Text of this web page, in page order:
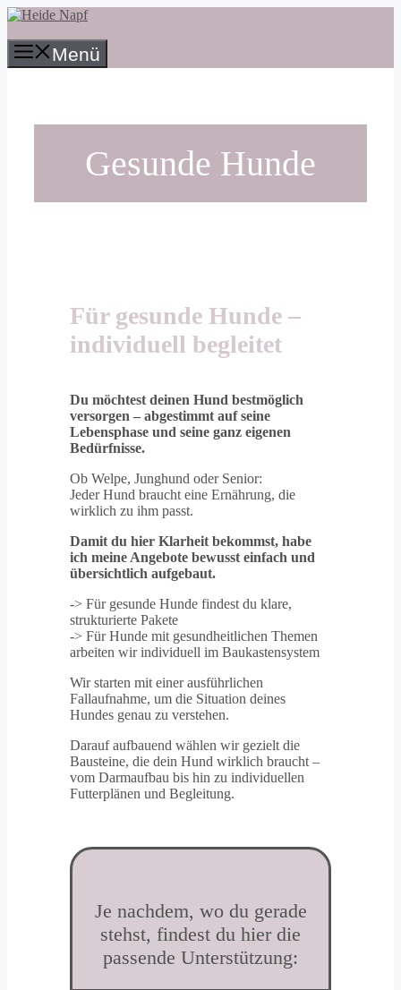
Zum
springenMenü
Gesunde Hunde
Für gesunde Hunde –
individuell begleitet
Du möchtest deinen Hund bestmöglich
versorgen – abgestimmt auf seine
Lebensphase und seine ganz eigenen
Bedürfnisse.
Ob Welpe, Junghund oder Senior:
Jeder Hund braucht eine Ernährung, die
wirklich zu ihm passt.
Damit du hier Klarheit bekommst, habe
ich meine Angebote bewusst einfach und
übersichtlich aufgebaut.
-> Für gesunde Hunde findest du klare,
strukturierte Pakete
-> Für Hunde mit gesundheitlichen Themen
arbeiten wir individuell im Baukastensystem
Wir starten mit einer ausführlichen
Fallaufnahme, um die Situation deines
Hundes genau zu verstehen.
Darauf aufbauend wählen wir gezielt die
Bausteine, die dein Hund wirklich braucht –
vom Darmaufbau bis hin zu individuellen
Futterplänen und Begleitung.
Je nachdem, wo du gerade
stehst, findest du hier die
passende Unterstützung: